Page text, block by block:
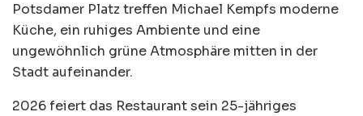
Potsdamer Platz treffen Michael Kempfs moderne
Küche, ein ruhiges Ambiente und eine
ungewöhnlich grüne Atmosphäre mitten in der
Stadt aufeinander.
2026 feiert das Restaurant sein 25-jähriges